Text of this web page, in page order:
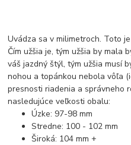
Uvádza sa v milimetroch. Toto
Čím užšia je, tým užšia by mala
váš jazdný štýl, tým užšia musí
nohou a topánkou nebola vôľa
presnosti riadenia a správneho
nasledujúce veľkosti obalu:
Úzke: 97-98 mm
Stredne: 100 - 102 mm
Široká: 104 mm +